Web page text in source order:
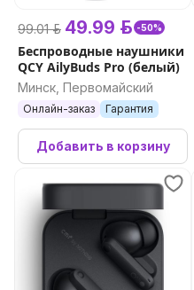
99.01 р. 49.99 р. -50%
Беспроводные наушники
QCY AilyBuds Pro (белый)
Минск, Первомайский
Онлайн-заказ Гарантия
Добавить в корзину